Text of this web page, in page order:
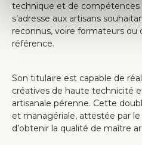
technique et de compétences
s’adresse aux artisans
reconnus, voire formateurs ou
référence.
Son titulaire est capable de
créatives de haute technicité
artisanale pérenne. Cette
et managériale, attestée par
d’obtenir la qualité de maître